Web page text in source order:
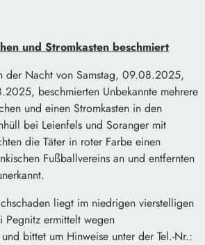
und Stromkasten beschmiert
der Nacht von Samstag, 09.08.2025,
beschmierten Unbekannte mehrere
und einen Stromkasten in den
bei Leienfels und Soranger mit
die Täter in roter Farbe einen
Fußballvereins an und entfernten
liegt im niedrigen vierstelligen
Pegnitz ermittelt wegen
bittet um Hinweise unter der Tel.-Nr.: